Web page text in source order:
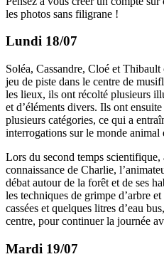
les photos sans filigrane !
Lundi 18/07
Soléa, Cassandre, Cloé et
jeu de piste dans le centre de
les lieux, ils ont récolté plusieurs
et d’éléments divers. Ils ont
plusieurs catégories, ce qui a
interrogations sur le monde animal
Lors du second temps
connaissance de Charlie,
débat autour de la forêt et de ses
les techniques de grimpe d’arbre
cassées et quelques litres d’eau
centre, pour continuer la journée
Mardi 19/07